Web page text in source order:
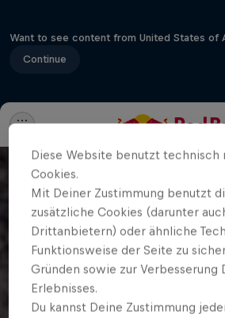
Want to see content from United States of
Continue
Diese Website benutzt technisch
Cookies.
Mit Deiner Zustimmung benutzt
zusätzliche Cookies (darunter
Drittanbietern) oder ähnliche
Funktionsweise der Seite zu
Gründen sowie zur Verbesserung
Erlebnisses.
Du kannst Deine Zustimmung